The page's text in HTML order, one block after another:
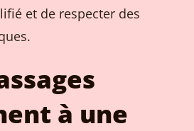
et de respecter des
à une